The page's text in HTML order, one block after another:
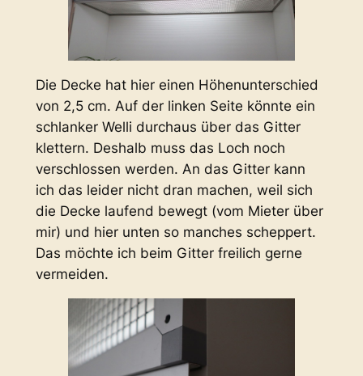
Die Decke hat hier einen Höhenunterschied
von 2,5 cm. Auf der linken Seite könnte ein
schlanker Welli durchaus über das Gitter
klettern. Deshalb muss das Loch noch
verschlossen werden. An das Gitter kann
ich das leider nicht dran machen, weil sich
die Decke laufend bewegt (vom Mieter über
mir) und hier unten so manches scheppert.
Das möchte ich beim Gitter freilich gerne
vermeiden.